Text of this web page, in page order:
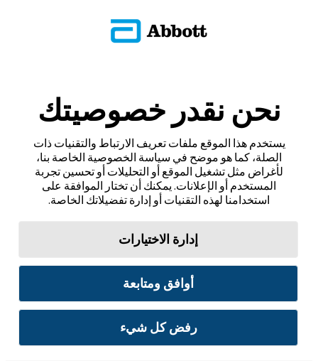
نحن نقدر خصوصيتك
يستخدم هذا الموقع ملفات تعريف الارتباط والتقنيات ذات
الصلة، كما هو موضح في سياسة الخصوصية الخاصة بنا،
لأغراض مثل تشغيل الموقع أو التحليلات أو تحسين تجربة
المستخدم أو الإعلانات. يمكنك أن تختار الموافقة على
استخدامنا لهذه التقنيات أو إدارة تفضيلاتك الخاصة.
إدارة الاختيارات
أوافق ومتابعة
رفض كل شيء